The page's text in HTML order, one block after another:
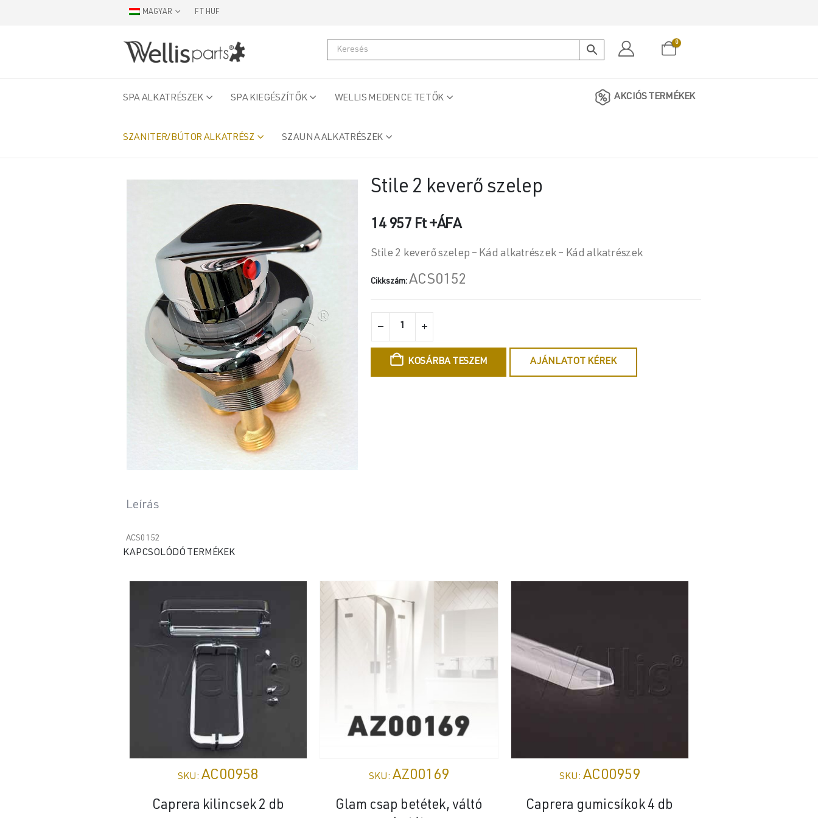
MAGYAR FT HUF
0
SPA ALKATRÉSZEK SPA KIEGÉSZÍTŐK WELLIS MEDENCE TETŐK
SZANITER/BÚTOR ALKATRÉSZ SZAUNA ALKATRÉSZEK
AKCIÓS TERMÉKEK
Stile 2 keverő szelep
14 957 Ft+ÁFA
Stile 2 keverő szelep – Kád alkatrészek – Kád alkatrészek
Cikkszám:ACS0152
KOSÁRBA TESZEM AJÁNLATOT KÉREK
Leírás
ACS0152
KAPCSOLÓDÓ TERMÉKEK
SKU:AC00958
Caprera kilincsek 2 db
SKU: AZ00169
Glam csap betétek, váltó
SKU: AC00959
Caprera gumicsíkok 4 db